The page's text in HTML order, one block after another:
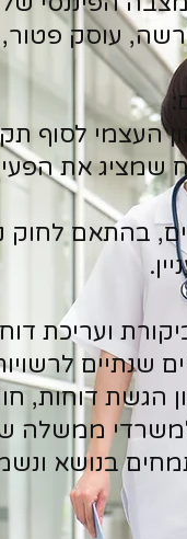
עוסק
העצמי לסוף
שמציג את
בהתאם לחוק
ועריכת
שנתיים
הגשת דוחות,
ממשלה
בנושא